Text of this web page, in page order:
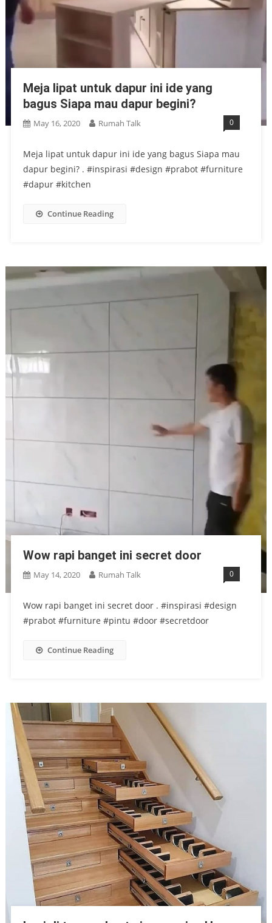
Meja lipat untuk dapur ini ide yang
bagus Siapa mau dapur begini?
May 16, 2020 Rumah Talk 0
Meja lipat untuk dapur ini ide yang bagus Siapa mau
dapur begini? . #inspirasi #design #prabot #furniture
#dapur #kitchen
Continue Reading
Wow rapi banget ini secret door
May 14, 2020 Rumah Talk 0
Wow rapi banget ini secret door . #inspirasi #design
#prabot #furniture #pintu #door #secretdoor
Continue Reading